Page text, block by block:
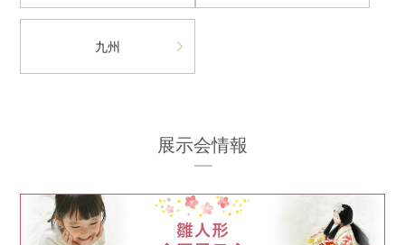
九州
展示会情報